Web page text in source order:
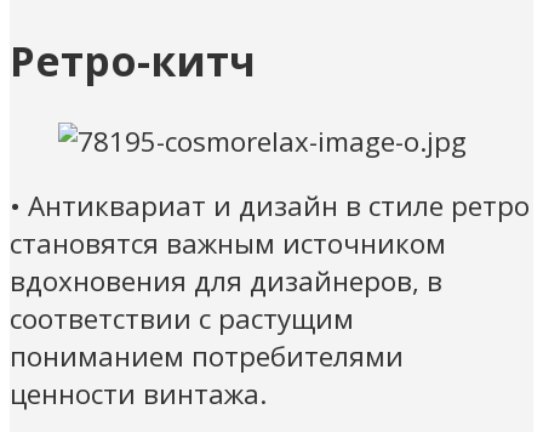
Ретро-китч
• Антиквариат и дизайн в стиле ретро
становятся важным источником
вдохновения для дизайнеров, в
соответствии с растущим
пониманием потребителями
ценности винтажа.